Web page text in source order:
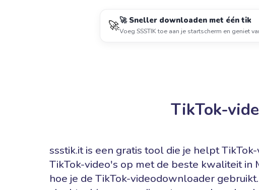
🚀🚀 Sneller downloaden met één tik
Voeg SSSTIK toe aan je startscherm en geniet
TikTok-
ssstik.it is een gratis tool die je helpt
TikTok-video's op met de beste kwaliteit in
hoe je de TikTok-videodownloader